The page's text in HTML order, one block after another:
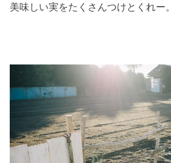
美味しい実をたくさんつけとくれー。